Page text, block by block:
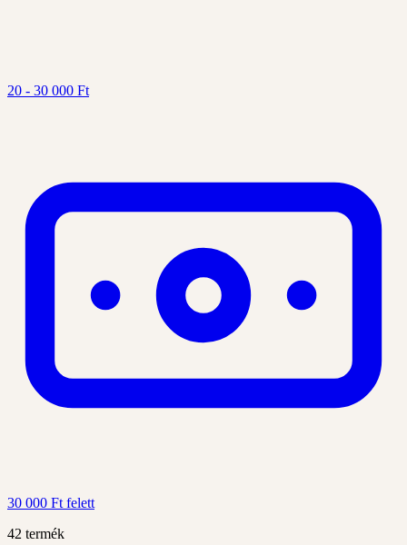
20 - 30 000 Ft
30 000 Ft felett
42 termék